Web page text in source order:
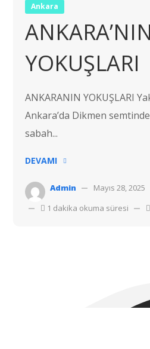
Ankara
ANKARA’NIN
YOKUŞLARI
ANKARANIN YOKUŞLARI
Ankara’da Dikmen
sabah...
DEVAMI
Admin
Mayıs 28, 2025
1 dakika okuma süresi